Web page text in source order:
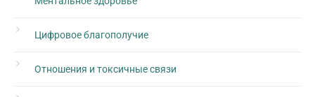
Цифровое благополучие
Отношения и токсичные связи